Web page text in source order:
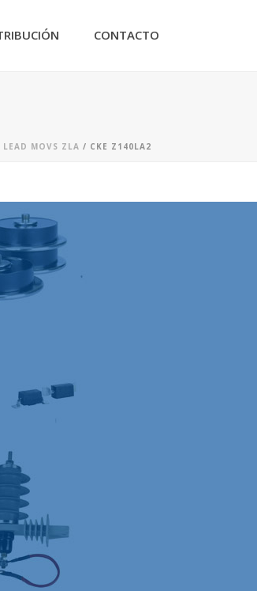
CONTACTO
LEAD MOVS ZLA / CKE Z140LA2